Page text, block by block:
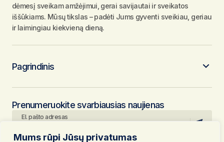
Mums rūpi Jūsų privatumas
dėmesį sveikam amžėjimui, gerai savijautai ir sveikatos
iššūkiams. Mūsų tikslas – padėti Jums gyventi sveikiau, geriau
ir laimingiau kiekvieną dieną.
Pagrindinis
Prenumeruokite svarbiausias naujienas
El. pašto adresas